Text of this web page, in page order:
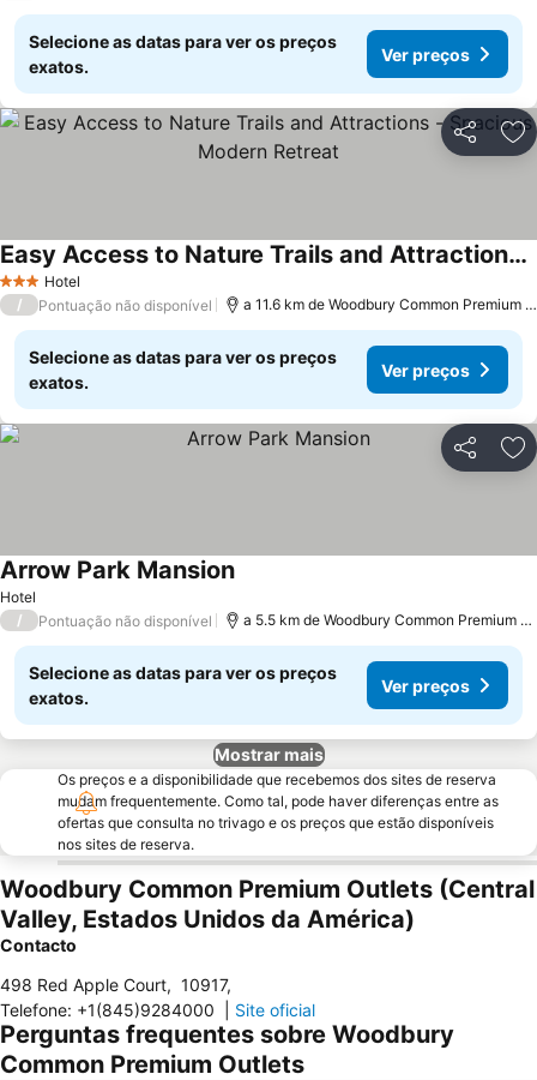
Selecione as datas para ver os preços
exatos.
Ver preços
Partilhar
3 EstrelasHotel
Easy Access to Nature Trails and Attractions - Spacious Modern Retreat
/ Pontuação não disponível a 11.6 km de Woodbury Common Premium Outlets
Selecione as datas para ver os preços
exatos.
Ver preços
Partilhar
Hotel
Arrow Park Mansion
/ Pontuação não disponível a 5.5 km de Woodbury Common Premium Outlets
Selecione as datas para ver os preços
exatos.
Ver preços
Mostrar mais
Os preços e a disponibilidade que recebemos dos sites de reserva
mudam frequentemente. Como tal, pode haver diferenças entre as
ofertas que consulta no trivago e os preços que estão disponíveis
nos sites de reserva.
Woodbury Common Premium Outlets (Central
Valley, Estados Unidos da América)
Contacto
498 Red Apple Court, 10917,
Telefone: +1(845)9284000 Site oficial
Perguntas frequentes sobre Woodbury
Common Premium Outlets